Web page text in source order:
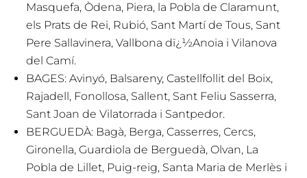
Masquefa, Òdena, Piera, la Pobla de Claramunt,
els Prats de Rei, Rubió, Sant Martí de Tous, Sant
Pere Sallavinera, Vallbona dï¿½Anoia i Vilanova
del Camí.
BAGES: Avinyó, Balsareny, Castellfollit del Boix,
Rajadell, Fonollosa, Sallent, Sant Feliu Sasserra,
Sant Joan de Vilatorrada i Santpedor.
BERGUEDÀ: Bagà, Berga, Casserres, Cercs,
Gironella, Guardiola de Berguedà, Olvan, La
Pobla de Lillet, Puig-reig, Santa Maria de Merlès i